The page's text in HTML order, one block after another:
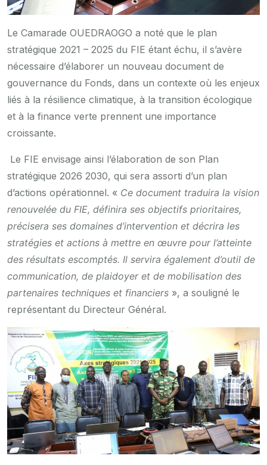
Le Camarade OUEDRAOGO a noté que le plan
stratégique 2021 – 2025 du FIE étant échu, il s’avère
nécessaire d’élaborer un nouveau document de
gouvernance du Fonds, dans un contexte où les enjeux
liés à la résilience climatique, à la transition écologique
et à la finance verte prennent une importance
croissante.
Le FIE envisage ainsi l’élaboration de son Plan
stratégique 2026 2030, qui sera assorti d’un plan
d’actions opérationnel. « Ce document traduira la vision
renouvelée du FIE, définira ses objectifs prioritaires,
précisera ses domaines d’intervention et décrira les
stratégies et actions à mettre en œuvre pour l’atteinte
des résultats escomptés. Il servira également d’outil de
communication, de plaidoyer et de mobilisation des
partenaires techniques et financiers », a souligné le
représentant du Directeur Général.